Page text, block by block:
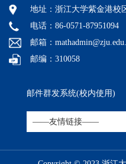
地址：浙江大学紫金港校
电话：86-0571-87951094
邮箱：
邮编：310058
邮件群发系统(校内使用)